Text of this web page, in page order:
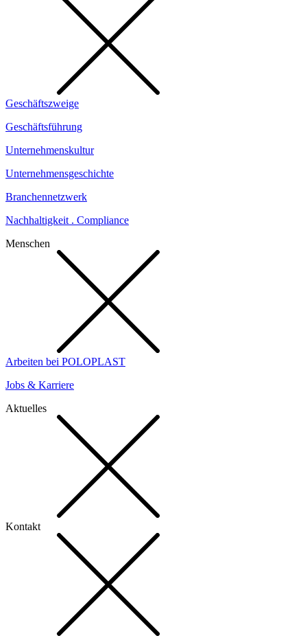
Geschäftszweige
Geschäftsführung
Unternehmenskultur
Unternehmensgeschichte
Branchennetzwerk
Nachhaltigkeit . Compliance
Menschen
Arbeiten bei POLOPLAST
Jobs & Karriere
Aktuelles
Kontakt